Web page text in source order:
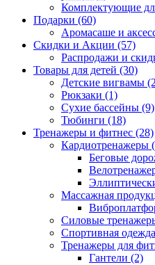
Комплектующие
Подарки (60)
Аромасаше и
Скидки и Акции (57)
Распродажи и
Товары для детей (30)
Детские вигвамы
Рюкзаки (1)
Сухие бассейны (9)
Тюбинги (18)
Тренажеры и фитнес (28)
Кардиотренажеры
Беговые
Массажная
Силовые
Спортивная
Тренажеры для
Гантели (2)